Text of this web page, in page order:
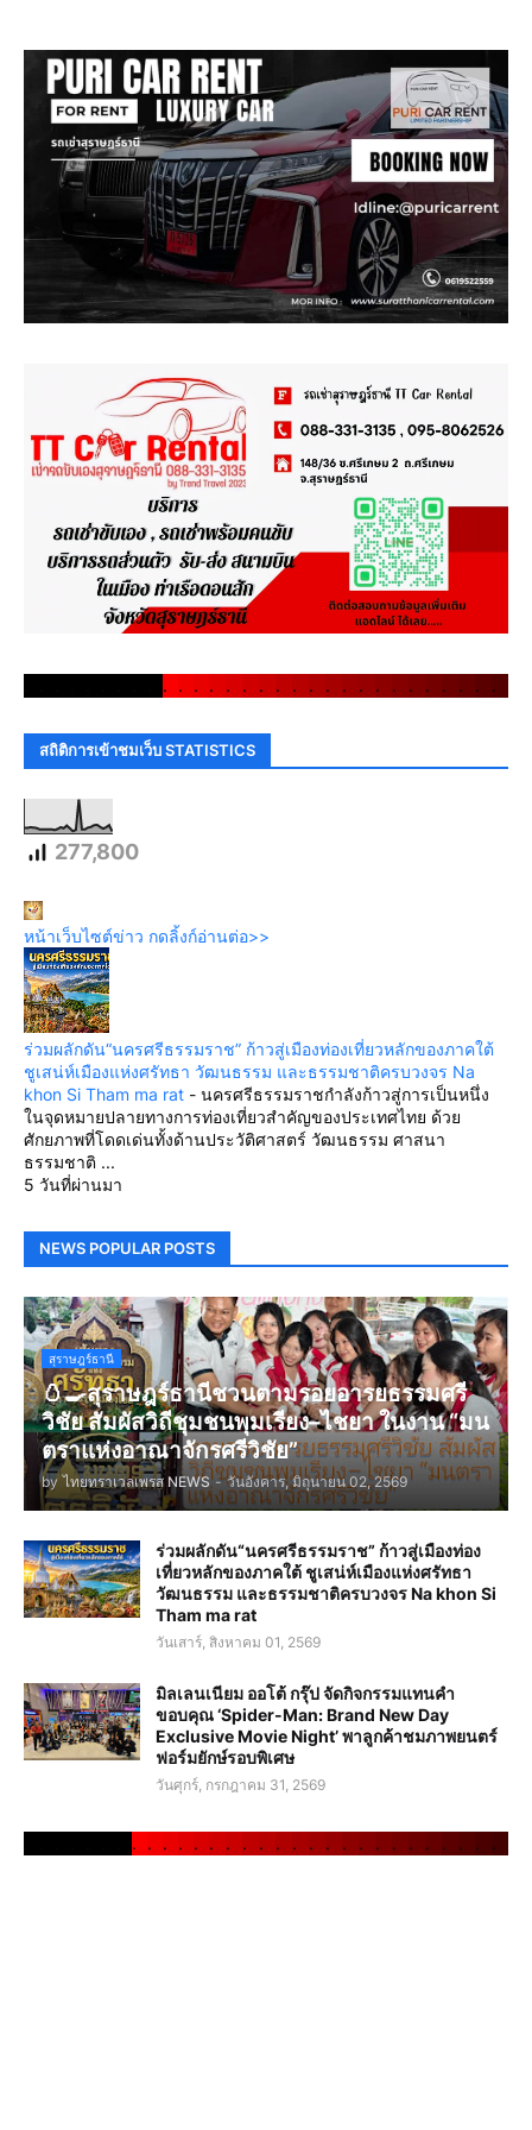
. . . . . . . . . . . . . . . . . . . . .
สถิติการเข้าชมเว็บ STATISTICS
277,800
หน้าเว็บไซต์ข่าว กดลิ้งก์อ่านต่อ>>
ร่วมผลักดัน“นครศรีธรรมราช” ก้าวสู่เมืองท่องเที่ยวหลักของภาคใต้
ชูเสน่ห์เมืองแห่งศรัทธา วัฒนธรรม และธรรมชาติครบวงจร Na
khon Si Tham ma rat - นครศรีธรรมราชกำลังก้าวสู่การเป็นหนึ่ง
ในจุดหมายปลายทางการท่องเที่ยวสำคัญของประเทศไทย ด้วย
ศักยภาพที่โดดเด่นทั้งด้านประวัติศาสตร์ วัฒนธรรม ศาสนา
ธรรมชาติ ...
5 วันที่ผ่านมา
NEWS POPULAR POSTS
สุราษฎร์ธานี
🥚🍳สุราษฎร์ธานีชวนตามรอยอารยธรรมศรี
วิชัย สัมผัสวิถีชุมชนพุมเรียง–ไชยา ในงาน “มน
ตราแห่งอาณาจักรศรีวิชัย”
by ไทยทราเวลเพรส NEWS - วันอังคาร, มิถุนายน 02, 2569
ร่วมผลักดัน“นครศรีธรรมราช” ก้าวสู่เมืองท่อง
เที่ยวหลักของภาคใต้ ชูเสน่ห์เมืองแห่งศรัทธา
วัฒนธรรม และธรรมชาติครบวงจร Na khon Si
Tham ma rat
วันเสาร์, สิงหาคม 01, 2569
มิลเลนเนียม ออโต้ กรุ๊ป จัดกิจกรรมแทนคำ
ขอบคุณ ‘Spider-Man: Brand New Day
Exclusive Movie Night’ พาลูกค้าชมภาพยนตร์
ฟอร์มยักษ์รอบพิเศษ
วันศุกร์, กรกฎาคม 31, 2569
. . . . . . . . . . . . . . . . . . . . . . .